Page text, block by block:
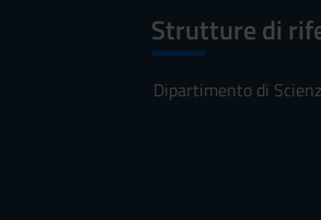
Strutture di
Dipartimento di